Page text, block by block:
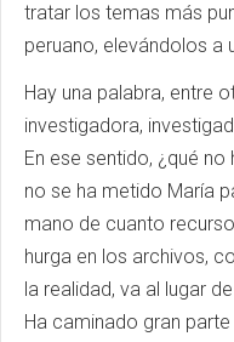
tratar los temas más
peruano, elevándolos a
Hay una palabra, entre
investigadora,
En ese sentido, ¿qué
no se ha metido María
mano de cuanto
hurga en los archivos,
la realidad, va al lugar
Ha caminado gran